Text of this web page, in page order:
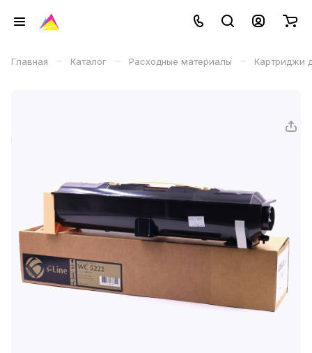
Главная – Каталог – Расходные материалы – Картриджи